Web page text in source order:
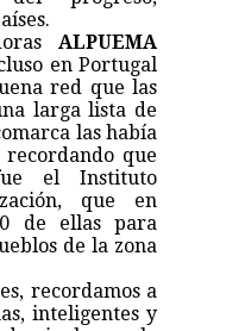
ALPUEMA
en Portugal
red que las
larga lista de
las había
recordando que
el Instituto
que en
de ellas para
de la zona
recordamos a
inteligentes y